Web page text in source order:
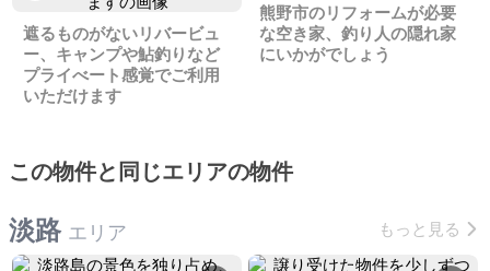
遮るものがないリバービュ
ー、キャンプや鮎釣りなど
プライべート感覚でご利用
いただけます
熊野市のリフォームが必要
な空き家、釣り人の隠れ家
にいかがでしょう
この物件と同じエリアの物件
淡路 エリア もっと見る